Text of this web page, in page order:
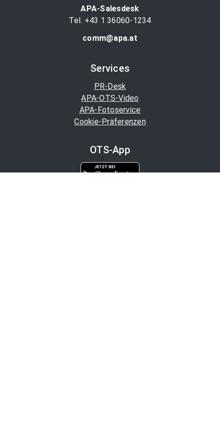
APA-Salesdesk
Tel. +43 1 36060-1234
comm@apa.at
Services
PR-Desk
APA-OTS-Video
APA-Fotoservice
Cookie-Präferenzen
OTS-App